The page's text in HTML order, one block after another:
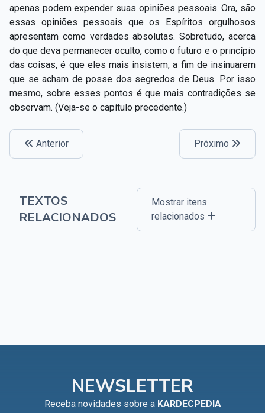
apenas podem expender suas opiniões pessoais. Ora, são
essas opiniões pessoais que os Espíritos orgulhosos
apresentam como verdades absolutas. Sobretudo, acerca
do que deva permanecer oculto, como o futuro e o princípio
das coisas, é que eles mais insistem, a fim de insinuarem
que se acham de posse dos segredos de Deus. Por isso
mesmo, sobre esses pontos é que mais contradições se
observam. (Veja-se o capítulo precedente.)
Anterior Próximo
TEXTOS
RELACIONADOS
Mostrar itens
relacionados
NEWSLETTER
Receba novidades sobre a KARDECPEDIA